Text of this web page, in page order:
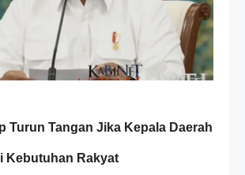
Turun Tangan Jika Kepala Daerah
Kebutuhan Rakyat